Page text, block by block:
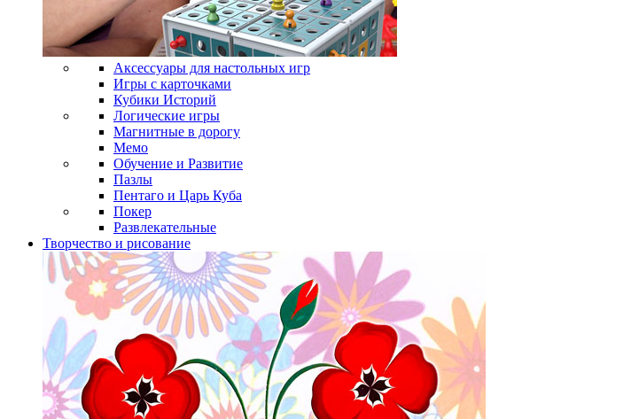
Аксессуары для настольных игр
Игры с карточками
Кубики Историй
Логические игры
Магнитные в дорогу
Мемо
Обучение и Развитие
Пазлы
Пентаго и Царь Куба
Покер
Развлекательные
Творчество и рисование